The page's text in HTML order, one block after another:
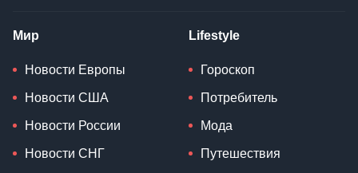
Мир
Новости Европы
Новости США
Новости России
Новости СНГ
Lifestyle
Гороскоп
Потребитель
Мода
Путешествия